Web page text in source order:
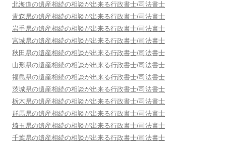
北海道の遺産相続の相談が出来る行政書士/司法書士
青森県の遺産相続の相談が出来る行政書士/司法書士
岩手県の遺産相続の相談が出来る行政書士/司法書士
宮城県の遺産相続の相談が出来る行政書士/司法書士
秋田県の遺産相続の相談が出来る行政書士/司法書士
山形県の遺産相続の相談が出来る行政書士/司法書士
福島県の遺産相続の相談が出来る行政書士/司法書士
茨城県の遺産相続の相談が出来る行政書士/司法書士
栃木県の遺産相続の相談が出来る行政書士/司法書士
群馬県の遺産相続の相談が出来る行政書士/司法書士
埼玉県の遺産相続の相談が出来る行政書士/司法書士
千葉県の遺産相続の相談が出来る行政書士/司法書士